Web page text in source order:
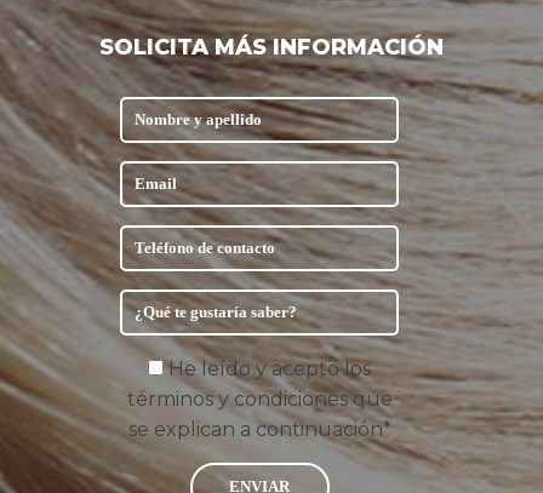
SOLICITA MÁS INFORMACIÓN
He leído y acepto los
términos y condiciones que
se explican a continuación*
ENVIAR